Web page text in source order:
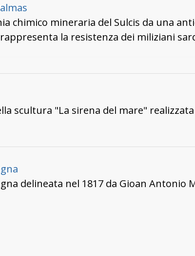
chimico mineraria del Sulcis da una
la resistenza dei miliziani
scultura "La sirena del mare"
delineata nel 1817 da Gioan Antonio